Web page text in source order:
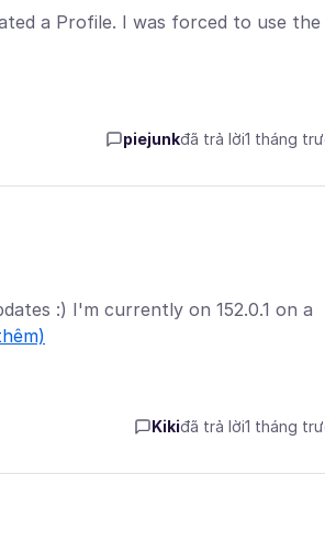
a Profile. I was forced to use the
piejunkđã trả lời1 tháng
:) I'm currently on 152.0.1 on a
Kikiđã trả lời1 tháng